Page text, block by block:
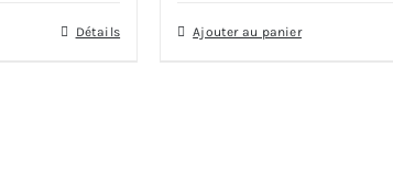
Détails Ajouter au panier